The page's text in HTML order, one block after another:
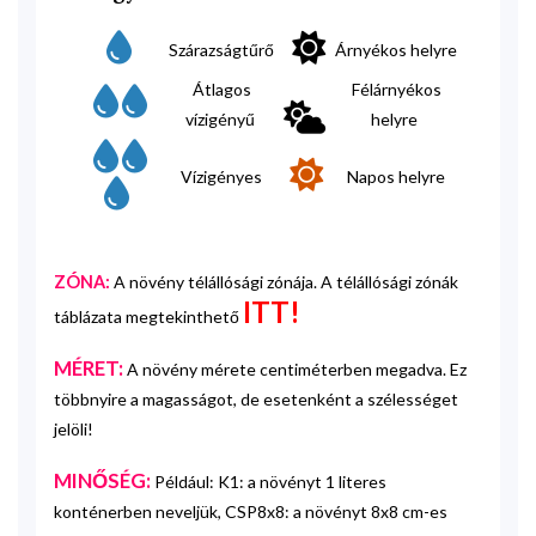
Szárazságtűrő
Árnyékos helyre
Átlagos
vízigényű
Félárnyékos
helyre
Vízigényes Napos helyre
ZÓNA: A növény télállósági zónája. A télállósági zónák
táblázata megtekinthető ITT!
MÉRET:A növény mérete centiméterben megadva. Ez
többnyire a magasságot, de esetenként a szélességet
jelöli!
MINŐSÉG: Például: K1: a növényt 1 literes
konténerben neveljük, CSP8x8: a növényt 8x8 cm-es